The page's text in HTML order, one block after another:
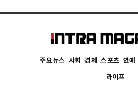
주요뉴스 사회 경제 스포츠 연예
라이프